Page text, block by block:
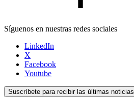
Síguenos en nuestras redes sociales
LinkedIn
X
Facebook
Youtube
Suscríbete para recibir las últimas noticias